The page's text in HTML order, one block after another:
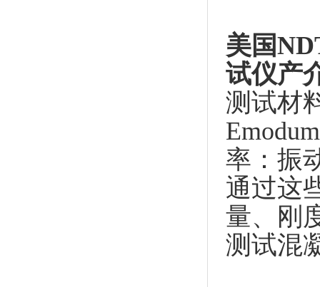
美国
试仪产
测试材
率：振
通过这
量、刚
测试混